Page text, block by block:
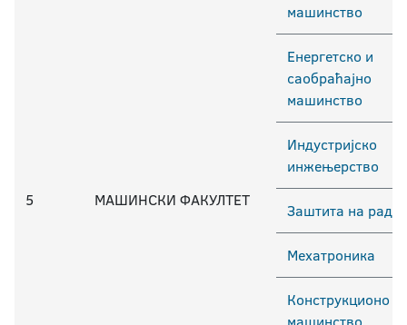
5 МАШИНСКИ ФАКУЛТЕТ
машинство
Енергетско и
саобраћајно
машинство
Индустријско
инжењерство
Заштита на раду
Мехатроника
Конструкционо